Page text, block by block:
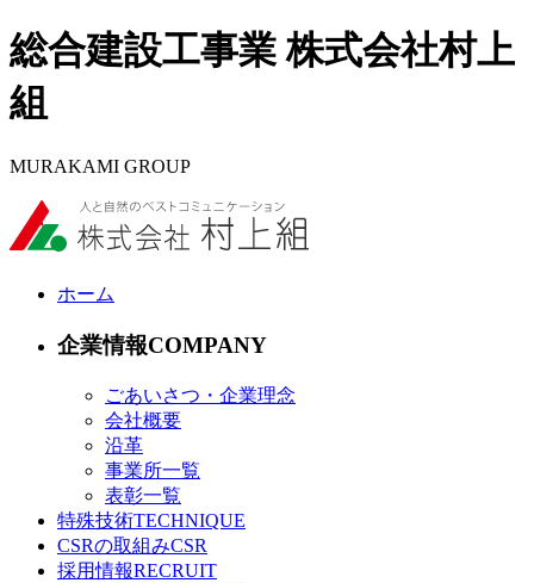
総合建設工事業 株式会社村上
組
MURAKAMI GROUP
ホーム
企業情報
ごあいさつ・企業理念
会社概要
沿革
事業所一覧
表彰一覧
特殊技術
CSRの取組み
採用情報